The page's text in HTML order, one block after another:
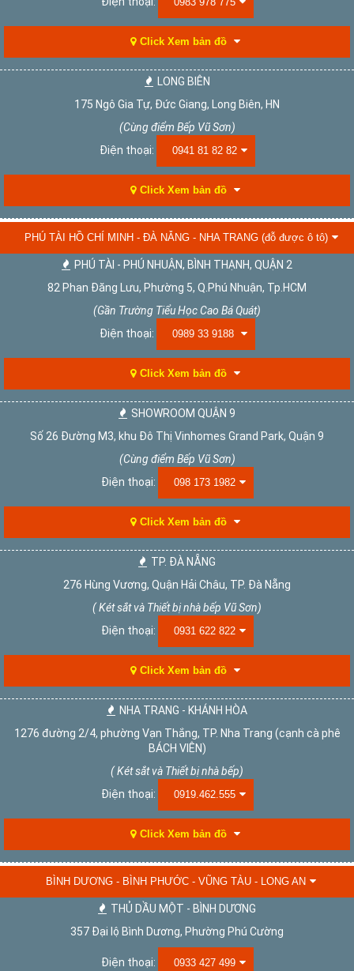
Click Xem bản đồ
LONG BIÊN
175 Ngô Gia Tự, Đức Giang, Long Biên, HN
(Cùng điểm Bếp Vũ Sơn)
Điện thoại:
0941 81 82 82
Click Xem bản đồ
PHÚ TÀI HỒ CHÍ MINH - ĐÀ NẴNG - NHA TRANG (đỗ được ô tô)
PHÚ TÀI - PHÚ NHUẬN, BÌNH THẠNH, QUẬN 2
82 Phan Đăng Lưu, Phường 5, Q.Phú Nhuận, Tp.HCM
(Gần Trường Tiểu Học Cao Bá Quát)
Điện thoại:
0989 33 9188
Click Xem bản đồ
SHOWROOM QUẬN 9
Số 26 Đường M3, khu Đô Thị Vinhomes Grand Park, Quận 9
(Cùng điểm Bếp Vũ Sơn)
Điện thoại:
098 173 1982
Click Xem bản đồ
TP. ĐÀ NẴNG
276 Hùng Vương, Quận Hải Châu, TP. Đà Nẵng
( Két sắt và Thiết bị nhà bếp Vũ Sơn)
Điện thoại:
0931 622 822
Click Xem bản đồ
NHA TRANG - KHÁNH HÒA
1276 đường 2/4, phường Vạn Thắng, TP. Nha Trang (cạnh cà phê
BÁCH VIÊN)
( Két sắt và Thiết bị nhà bếp)
Điện thoại:
0919.462.555
Click Xem bản đồ
BÌNH DƯƠNG - BÌNH PHƯỚC - VŨNG TÀU - LONG AN
THỦ DẦU MỘT - BÌNH DƯƠNG
357 Đại lộ Bình Dương, Phường Phú Cường
Điện thoại: 0933 427 499